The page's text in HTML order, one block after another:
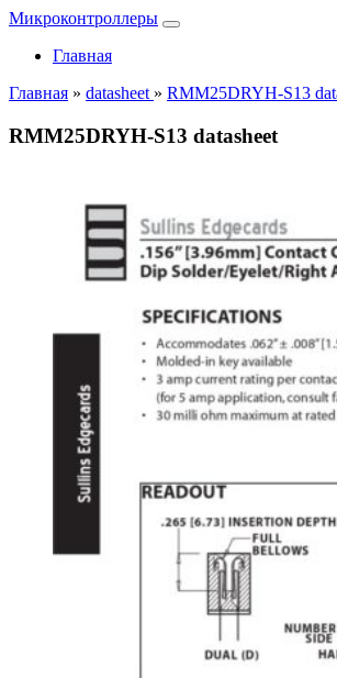
Микроконтроллеры
Главная
Главная » datasheet » RMM25DRYH-S13
RMM25DRYH-S13 datasheet